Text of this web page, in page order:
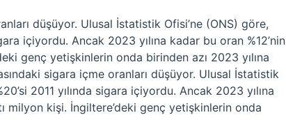
düşüyor. Ulusal İstatistik Ofisi’ne (ONS) göre,
içiyordu. Ancak 2023 yılına kadar bu oran %12’nin
genç yetişkinlerin onda birinden azı 2023 yılına
sigara içme oranları düşüyor. Ulusal İstatistik
2011 yılında sigara içiyordu. Ancak 2023 yılına
milyon kişi. İngiltere’deki genç yetişkinlerin onda